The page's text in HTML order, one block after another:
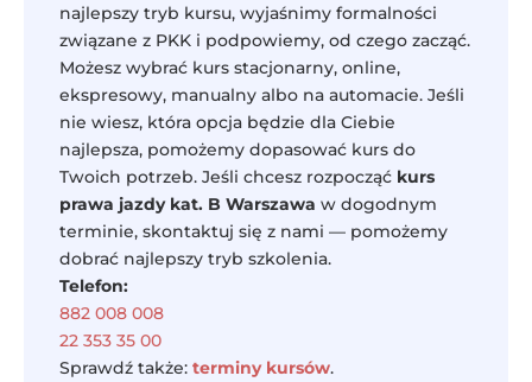
najlepszy tryb kursu, wyjaśnimy formalności
związane z PKK i podpowiemy, od czego zacząć.
Możesz wybrać kurs stacjonarny, online,
ekspresowy, manualny albo na automacie. Jeśli
nie wiesz, która opcja będzie dla Ciebie
najlepsza, pomożemy dopasować kurs do
Twoich potrzeb. Jeśli chcesz rozpocząć kurs
prawa jazdy kat. B Warszawa w dogodnym
terminie, skontaktuj się z nami — pomożemy
dobrać najlepszy tryb szkolenia.
Telefon:
882 008 008
22 353 35 00
Sprawdź także: terminy kursów.